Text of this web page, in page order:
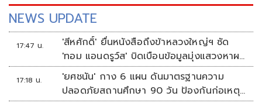
NEWS UPDATE
17:47 น.
'สีหศักดิ์' ยื่นหนังสือถึงข้าหลวงใหญ่ฯ ซัด
'ทอม แอนดรูว์ส' บิดเบือนข้อมูลมุ่งแสวงหาผล
ประโยชน์ทางการเมือง
17:18 น.
'ยศชนัน' กาง 6 แผน ดันมาตรฐานความ
ปลอดภัยสถานศึกษา 90 วัน ป้องกันก่อเหตุ